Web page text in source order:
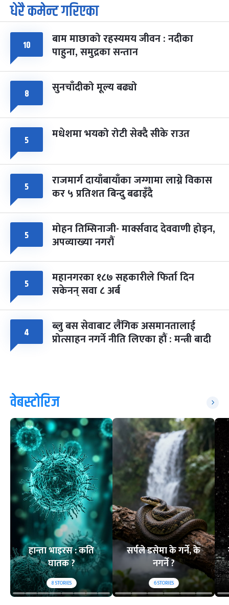
७
आइत
पूर्णिमा व्रत
चैत्र ७, २०८३-Mar 21, 2027
८ फागुपूर्णिमा
चैत्र ८, २०८३-Mar 22, 2027
७ महिना बाँकी
धेरै कमेन्ट गरिएका
१० बाम माछाको रहस्यमय जीवन : नदीका
पाहुना, समुद्रका सन्तान
८ सुनचाँदीको मूल्य बढ्यो
५ मधेशमा भयको रोटी सेक्दै सीके राउत
५ राजमार्ग दायाँबायाँका जग्गामा लाग्ने विकास
कर ५ प्रतिशत बिन्दु बढाइँदै
५ मोहन तिम्सिनाजी- मार्क्सवाद देववाणी होइन,
अपव्याख्या नगरौं
५ महानगरका १८७ सहकारीले फिर्ता दिन
सकेनन् सवा ८ अर्ब
४ ब्लु बस सेवाबाट लैंगिक असमानतालाई
प्रोत्साहन नगर्ने नीति लिएका हौं : मन्त्री बादी
वेबस्टोरिज
हान्ता भाइरस : कति
घातक ?
8STORIES
सर्पले डसेमा के गर्ने, के
नगर्ने ?
6STORIES